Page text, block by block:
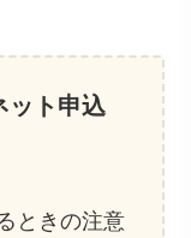
ット申込
ときの注意